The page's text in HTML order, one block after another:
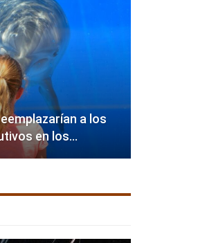
a los
en los…